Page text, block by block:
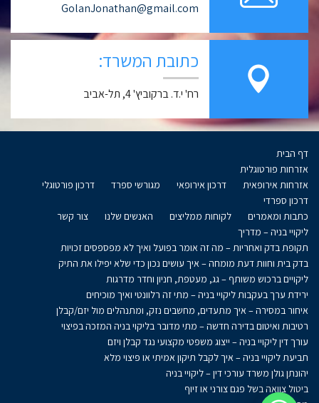
GolanJonathan@gmail.com
כתובת המשרד:
רח' י.ד. ברקוביץ' 4, תל-אביב
דף הבית
אזרחות פורטוגלית
אזרחות אירופאית
דרכון אירופאי מגורשי ספרד
דרכון פורטוגלי
דרכון ספרדי
כתבות ומאמרים
לקוחות ממליצים האנשים שלנו
צור קשר
ליקויי בניה – מדריך
תקופת בדק ואחריות – מה זה אומר בפועל ואיך לא מפספסים זכויות
בדק בית וחוות דעת מומחה – איך עושים נכון כדי שלא יפילו את התיק
ליקויים ברכוש משותף – גג, מעטפת, חניון וחדר מדרגות
ירידת ערך בעקבות ליקויי בניה – מתי זה רלוונטי ואיך מוכיחים
איחור במסירה – איך מתעדים, מחשבים נזק, ומתנהלים מול יזם/קבלן
רטיבות ואיטום בדירה חדשה – מתי מדובר בליקוי בניה המזכה בפיצוי
עורך דין ליקויי בניה – ייצוג משפטי מקצועי נגד קבלן ויזם
תביעת ליקויי בניה – איך לקבל תיקון אמיתי או פיצוי מלא
יהונתן גולן משרד עורכי דין – ליקויי בניה
ביטול צוואה בשל פגם צורני או זיוף